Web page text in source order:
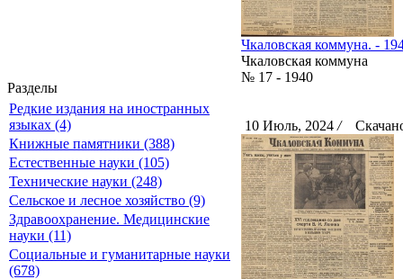
Разделы
Редкие издания на иностранных
языках (4)
Книжные памятники (388)
Естественные науки (105)
Технические науки (248)
Сельское и лесное хозяйство (9)
Здравоохранение. Медицинские
науки (11)
Социальные и гуманитарные науки
(678)
Чкаловская коммуна. -
Чкаловская коммуна
№ 17 - 1940
10 Июль, 2024 /